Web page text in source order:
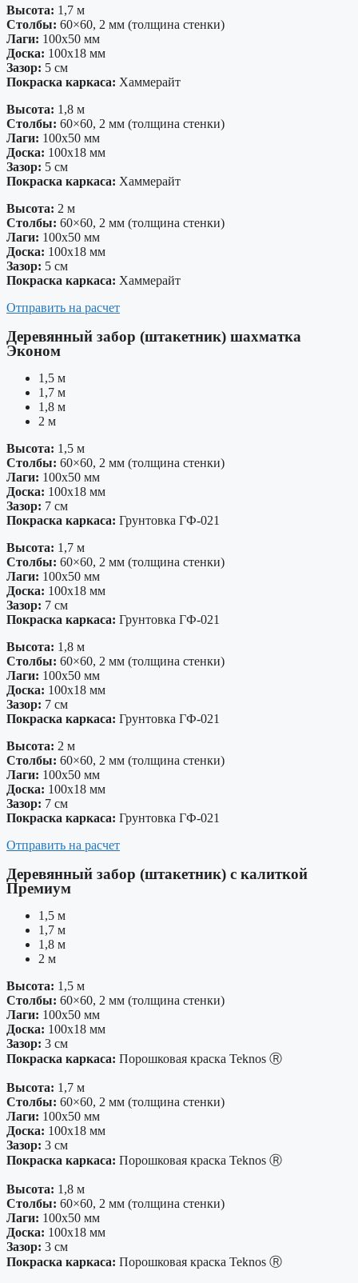
Высота: 1,7 м
Столбы: 60×60, 2 мм (толщина стенки)
Лаги: 100х50 мм
Доска: 100х18 мм
Зазор: 5 см
Покраска каркаса: Хаммерайт
Высота: 1,8 м
Столбы: 60×60, 2 мм (толщина стенки)
Лаги: 100х50 мм
Доска: 100х18 мм
Зазор: 5 см
Покраска каркаса: Хаммерайт
Высота: 2 м
Столбы: 60×60, 2 мм (толщина стенки)
Лаги: 100х50 мм
Доска: 100х18 мм
Зазор: 5 см
Покраска каркаса: Хаммерайт
Отправить на расчет
Деревянный забор (штакетник) шахматка
Эконом
1,5 м
1,7 м
1,8 м
2 м
Высота: 1,5 м
Столбы: 60×60, 2 мм (толщина стенки)
Лаги: 100х50 мм
Доска: 100х18 мм
Зазор: 7 см
Покраска каркаса: Грунтовка ГФ-021
Высота: 1,7 м
Столбы: 60×60, 2 мм (толщина стенки)
Лаги: 100х50 мм
Доска: 100х18 мм
Зазор: 7 см
Покраска каркаса: Грунтовка ГФ-021
Высота: 1,8 м
Столбы: 60×60, 2 мм (толщина стенки)
Лаги: 100х50 мм
Доска: 100х18 мм
Зазор: 7 см
Покраска каркаса: Грунтовка ГФ-021
Высота: 2 м
Столбы: 60×60, 2 мм (толщина стенки)
Лаги: 100х50 мм
Доска: 100х18 мм
Зазор: 7 см
Покраска каркаса: Грунтовка ГФ-021
Отправить на расчет
Деревянный забор (штакетник) с калиткой
Премиум
1,5 м
1,7 м
1,8 м
2 м
Высота: 1,5 м
Столбы: 60×60, 2 мм (толщина стенки)
Лаги: 100х50 мм
Доска: 100х18 мм
Зазор: 3 см
Покраска каркаса: Порошковая краска Teknos Ⓡ
Высота: 1,7 м
Столбы: 60×60, 2 мм (толщина стенки)
Лаги: 100х50 мм
Доска: 100х18 мм
Зазор: 3 см
Покраска каркаса: Порошковая краска Teknos Ⓡ
Высота: 1,8 м
Столбы: 60×60, 2 мм (толщина стенки)
Лаги: 100х50 мм
Доска: 100х18 мм
Зазор: 3 см
Покраска каркаса: Порошковая краска Teknos Ⓡ